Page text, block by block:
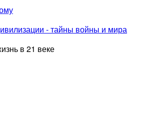
- тайны войны и мира
в 21 веке